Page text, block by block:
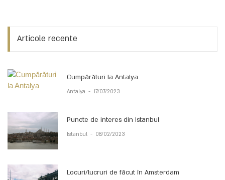
Articole recente
Cumpărături la Antalya
Antalya - 17/07/2023
Puncte de interes din Istanbul
Istanbul - 08/02/2023
Locuri/lucruri de făcut în Amsterdam